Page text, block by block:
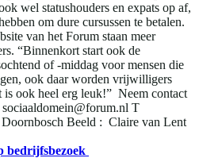
wel statushouders en expats op af,
om dure cursussen te betalen.
van het Forum staan meer
“Binnenkort start ook de
of -middag voor mensen die
ook daar worden vrijwilligers
is ook heel erg leuk!” Neem contact
sociaaldomein@forum.nl T
Beeld : Claire van Lent
bedrijfsbezoek